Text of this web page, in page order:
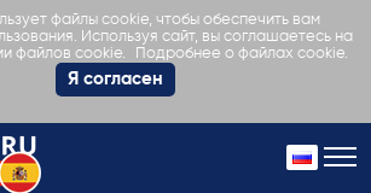
файлы cookie, чтобы обеспечить вам
Используя сайт, вы соглашаетесь на
файлов cookie.
Подробнее о файлах cookie.
Я согласен